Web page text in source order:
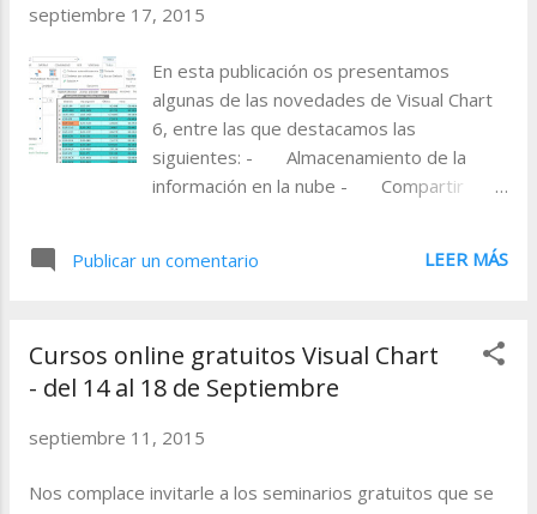
plataforma 21-09-2015 11:30 - 12:30 (GMT + 1:00)
Registrarse El contenido de este seminario gira en torno
a las nuevas características de Visual Chart 6, entre las
que destacan la posibilidad de trabajar en arquitectura de
64 bits, o la nueva herramienta de inversión, Team
Trading, la tecnología más innovadora para operar ...
septiembre 17, 2015
En esta publicación os presentamos
algunas de las novedades de Visual Chart
6, entre las que destacamos las
siguientes: - Almacenamiento de la
información en la nube - Compartir
Estructura de 64 bits - Nuevo entorno
de desarrollo de estrategias (.NET) -
Almacenamiento de información La
plataforma de trading ha sido rediseñada
automática todas tus configuraciones
trading. De esta forma conseguirás
Publicar un comentario LEER MÁS
Cursos online gratuitos Visual Chart
- del 14 al 18 de Septiembre
septiembre 11, 2015
Nos complace invitarle a los seminarios gratuitos que se